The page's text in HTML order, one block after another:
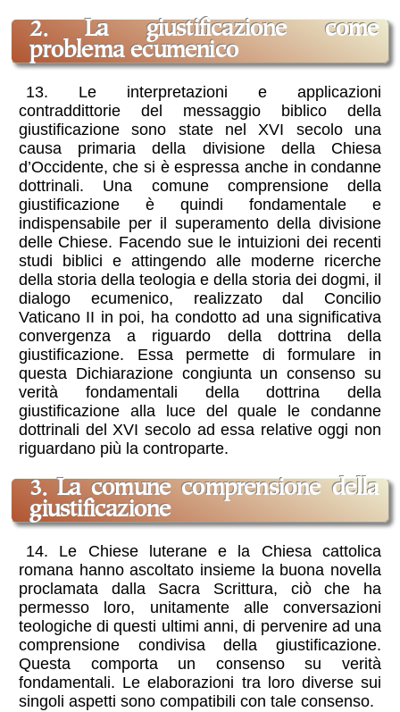
2. La giustificazione come
problema ecumenico
13. Le interpretazioni e applicazioni
contraddittorie del messaggio biblico della
giustificazione sono state nel XVI secolo una
causa primaria della divisione della Chiesa
d’Occidente, che si è espressa anche in condanne
dottrinali. Una comune comprensione della
giustificazione è quindi fondamentale e
indispensabile per il superamento della divisione
delle Chiese. Facendo sue le intuizioni dei recenti
studi biblici e attingendo alle moderne ricerche
della storia della teologia e della storia dei dogmi, il
dialogo ecumenico, realizzato dal Concilio
Vaticano II in poi, ha condotto ad una significativa
convergenza a riguardo della dottrina della
giustificazione. Essa permette di formulare in
questa Dichiarazione congiunta un consenso su
verità fondamentali della dottrina della
giustificazione alla luce del quale le condanne
dottrinali del XVI secolo ad essa relative oggi non
riguardano più la controparte.
3. La comune comprensione della
giustificazione
14. Le Chiese luterane e la Chiesa cattolica
romana hanno ascoltato insieme la buona novella
proclamata dalla Sacra Scrittura, ciò che ha
permesso loro, unitamente alle conversazioni
teologiche di questi ultimi anni, di pervenire ad una
comprensione condivisa della giustificazione.
Questa comporta un consenso su verità
fondamentali. Le elaborazioni tra loro diverse sui
singoli aspetti sono compatibili con tale consenso.